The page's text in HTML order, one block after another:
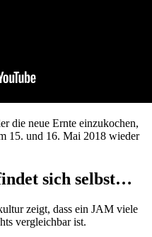
die neue Ernte einzukochen,
15. und 16. Mai 2018 wieder
sich selbst…
zeigt, dass ein JAM viele
vergleichbar ist.